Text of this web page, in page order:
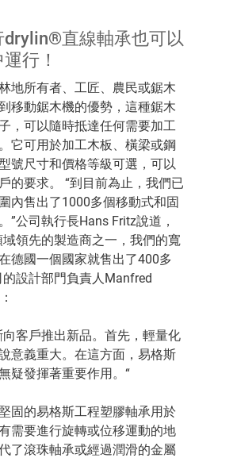
drylin®直線軸承也可以
行！
地所有者、工匠、農民或鋸木
移動鋸木機的優勢，這種鋸木
，可以隨時抵達任何需要加工
它可用於加工木板、橫梁或鋼
號尺寸和價格等級可選，可以
的要求。 “到目前為止，我們已
內售出了1000多個移動式和固
”公司執行長Hans Fritz說道，
域領先的製造商之一，我們的寬
德國一個國家就售出了400多
的設計部門負責人Manfred
向客戶推出新品。首先，輕量化
意義重大。在這方面，易格斯
疑發揮著重要作用。“
固的易格斯工程塑膠軸承用於
需要進行旋轉或位移運動的地
了滾珠軸承或經過潤滑的金屬